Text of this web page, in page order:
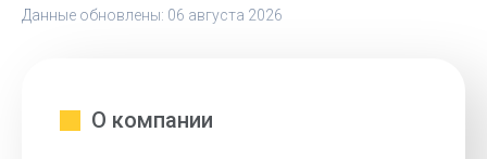
Данные обновлены: 06 августа 2026
О компании